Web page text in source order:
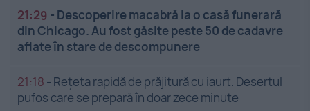
21:29 - Descoperire macabră la o casă funerară
din Chicago. Au fost găsite peste 50 de cadavre
aflate în stare de descompunere
21:18 - Rețeta rapidă de prăjitură cu iaurt. Desertul
pufos care se prepară în doar zece minute